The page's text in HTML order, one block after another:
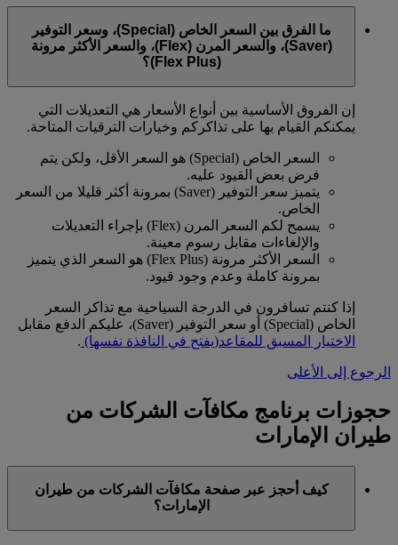
ما الفرق بين السعر الخاص (Special)، وسعر التوفير
(Saver)، والسعر المرن (Flex)، والسعر الأكثر مرونة
(Flex Plus)؟
إن الفروق الأساسية بين أنواع الأسعار هي التعديلات التي
يمكنكم القيام بها على تذاكركم وخيارات الترقيات المتاحة.
السعر الخاص (Special) هو السعر الأقل، ولكن يتم
فرض بعض القيود عليه.
يتميز سعر التوفير (Saver) بمرونة أكثر قليلا من السعر
الخاص.
يسمح لكم السعر المرن (Flex) بإجراء التعديلات
والإلغاءات مقابل رسوم معينة.
السعر الأكثر مرونة (Flex Plus) هو السعر الذي يتميز
بمرونة كاملة وعدم وجود قيود.
إذا كنتم تسافرون في الدرجة السياحية مع تذاكر السعر
الخاص (Special) أو سعر التوفير (Saver)، عليكم الدفع مقابل
الاختيار المسبق للمقاعد(يفتح في النافذة نفسها) .
الرجوع إلى الأعلى
حجوزات برنامج مكافآت الشركات من
طيران الإمارات
كيف أحجز عبر صفحة مكافآت الشركات من طيران
الإمارات؟